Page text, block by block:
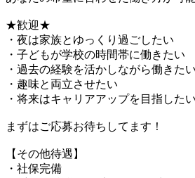
★歓迎★
・夜は家族とゆっくり過ごしたい
・子どもが学校の時間帯に働きたい
・過去の経験を活かしながら働きたい
・趣味と両立させたい
・将来はキャリアアップを目指したい
まずはご応募お待ちしてます！
【その他待遇】
・社保完備